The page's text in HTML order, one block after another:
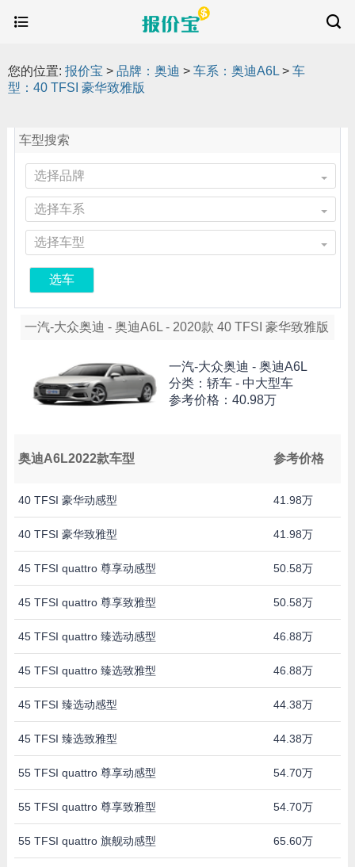
您的位置: 报价宝 > 品牌：奥迪 > 车系：奥迪A6L > 车
型：40 TFSI 豪华致雅版
车型搜索
选择品牌
选择车系
选择车型
选车
一汽-大众奥迪 - 奥迪A6L - 2020款 40 TFSI 豪华致雅版
一汽-大众奥迪 - 奥迪A6L
分类：轿车 - 中大型车
参考价格： 40.98万
奥迪A6L2022款车型 参考价格
40 TFSI 豪华动感型 41.98万
40 TFSI 豪华致雅型 41.98万
45 TFSI quattro 尊享动感型 50.58万
45 TFSI quattro 尊享致雅型 50.58万
45 TFSI quattro 臻选动感型 46.88万
45 TFSI quattro 臻选致雅型 46.88万
45 TFSI 臻选动感型 44.38万
45 TFSI 臻选致雅型 44.38万
55 TFSI quattro 尊享动感型 54.70万
55 TFSI quattro 尊享致雅型 54.70万
55 TFSI quattro 旗舰动感型 65.60万